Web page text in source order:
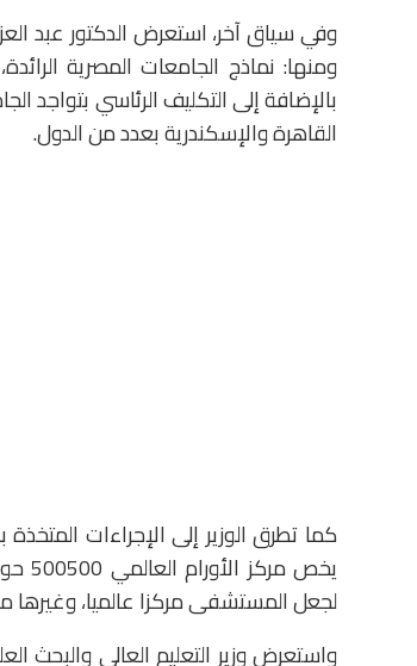
وفي سياق آخر، استعرض الدكتور عبد
ومنها: نماذج الجامعات المصرية
بالإضافة إلى التكليف الرئاسي بتواجد
القاهرة والإسكندرية بعدد من الدول.
كما تطرق الوزير إلى الإجراءات
يخص
لجعل المستشفى مركزا عالميا، وغيرها